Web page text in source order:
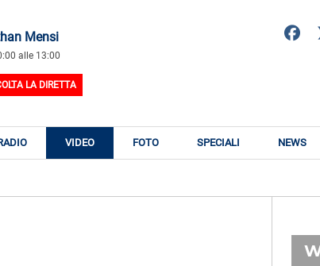
Mensi
alle 13:00
LA DIRETTA
VIDEO FOTO SPECIALI NEWS